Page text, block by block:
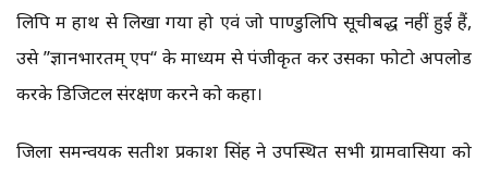
लिपि में हाथ से लिखा गया हो एवं जो पाण्डुलिपि सूचीबद्ध नहीं हुई हैं,
उसे ”ज्ञानभारतम् एप“ के माध्यम से पंजीकृत कर उसका फोटो अपलोड
करके डिजिटल संरक्षण करने को कहा।
जिला समन्वयक सतीश प्रकाश सिंह ने उपस्थित सभी ग्रामवासियों को